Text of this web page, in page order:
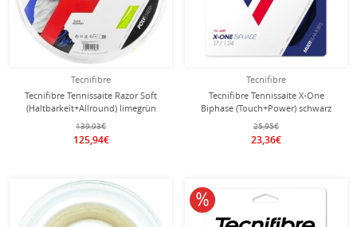
Tecnifibre
Tecnifibre Tennissaite Razor Soft
(Haltbarkeit+Allround) limegrün
200m Rolle
139,93€
125,94€
Tecnifibre
Tecnifibre Tennissaite X-One
Biphase (Touch+Power) schwarz
12m Set
25,95€
23,36€
10% reduziert